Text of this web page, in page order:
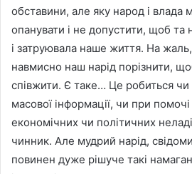
обставини, але яку народ i влада
опанувати i не допустити, щоб та
i затруювала наше життя. На
навмисно наш нарiд порiзнити,
спiвжити. Є таке… Це робиться
масової iнформацiї, чи при помочi
економiчних чи полiтичних
чинник. Але мудрий нарiд,
повинен дуже рiшуче такi